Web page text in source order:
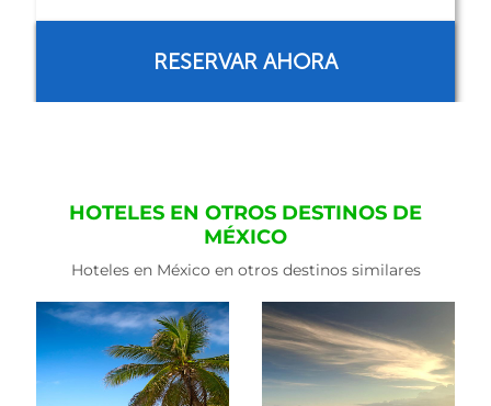
RESERVAR AHORA
HOTELES EN OTROS DESTINOS DE
MÉXICO
Hoteles en México en otros destinos similares